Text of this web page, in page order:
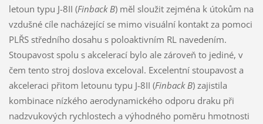
letoun typu J-8II (Finback B) měl sloužit zejména k útokům na
vzdušné cíle nacházející se mimo visuální kontakt za pomoci
PLŘS středního dosahu s poloaktivním RL navedením.
Stoupavost spolu s akcelerací bylo ale zároveň to jediné, v
čem tento stroj doslova exceloval. Excelentní stoupavost a
akceleraci přitom letounu typu J-8II (Finback B) zajistila
kombinace nízkého aerodynamického odporu draku při
nadzvukových rychlostech a výhodného poměru hmotnosti